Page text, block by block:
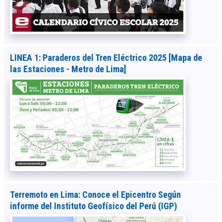
LINEA 1: Paraderos del Tren Eléctrico 2025 [Mapa de
las Estaciones - Metro de Lima]
Terremoto en Lima: Conoce el Epicentro Según
informe del Instituto Geofísico del Perú (IGP)